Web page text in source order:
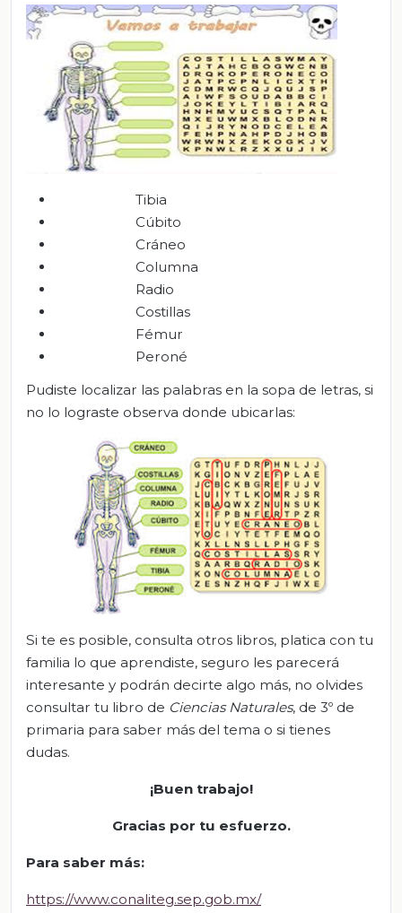
Tibia
Cúbito
Cráneo
Columna
Radio
Costillas
Fémur
Peroné
Pudiste localizar las palabras en la sopa de letras, si
no lo lograste observa donde ubicarlas:
Si te es posible, consulta otros libros, platica con tu
familia lo que aprendiste, seguro les parecerá
interesante y podrán decirte algo más, no olvides
consultar tu libro de Ciencias Naturales, de 3º de
primaria para saber más del tema o si tienes
dudas.
¡Buen trabajo!
Gracias por tu esfuerzo.
Para saber más:
https://www.conaliteg.sep.gob.mx/